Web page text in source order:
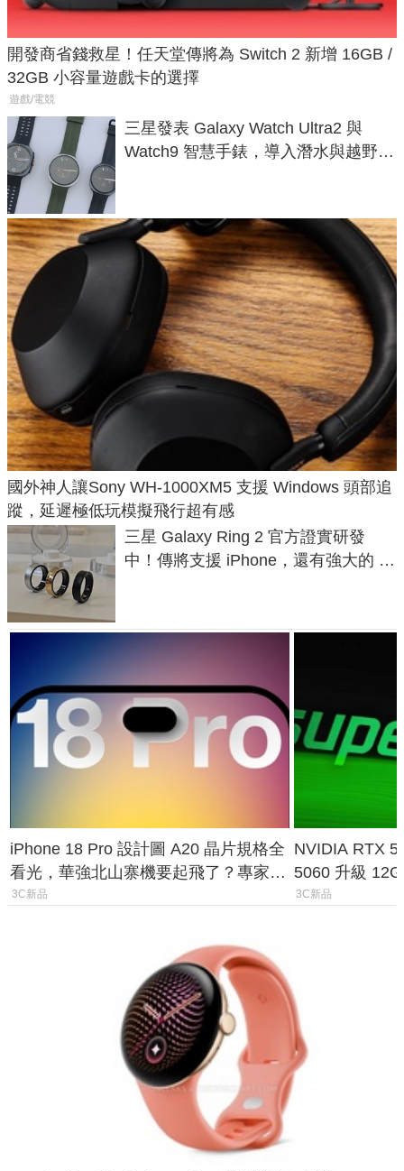
開發商省錢救星！任天堂傳將為 Switch 2 新增 16GB /
32GB 小容量遊戲卡的選擇
遊戲/電競
三星發表 Galaxy Watch Ultra2 與
Watch9 智慧手錶，導入潛水與越野跑
國外神人讓Sony WH-1000XM5 支援 Windows 頭部追
蹤，延遲極低玩模擬飛行超有感
三星 Galaxy Ring 2 官方證實研發
中！傳將支援 iPhone，還有強大的 AI
iPhone 18 Pro 設計圖 A20 晶片規格全
看光，華強北山寨機要起飛了？專家曝
山寨機無法復刻兩大關鍵
3C新品
NVIDIA RTX
5060 升級
次規格終於不
3C新品